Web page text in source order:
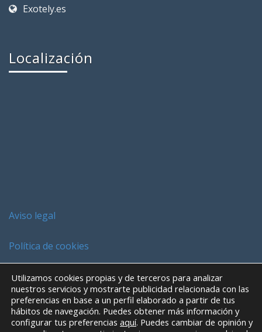
Exotely.es
Localización
Aviso legal
Política de cookies
Utilizamos cookies propias y de terceros para analizar
nuestros servicios y mostrarte publicidad relacionada con las
preferencias en base a un perfil elaborado a partir de tus
hábitos de navegación. Puedes obtener más información y
configurar tus preferencias aquí. Puedes cambiar de opinión y